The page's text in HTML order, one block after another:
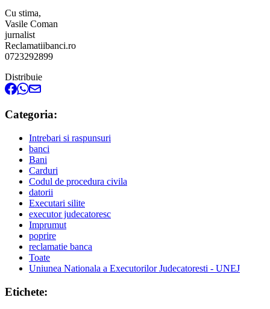
Cu stima,
Vasile Coman
jurnalist
Reclamatiibanci.ro
0723292899
Distribuie
Categoria:
Intrebari si raspunsuri
banci
Bani
Carduri
Codul de procedura civila
datorii
Executari silite
executor judecatoresc
Imprumut
poprire
reclamatie banca
Toate
Uniunea Nationala a Executorilor Judecatoresti - UNEJ
Etichete: